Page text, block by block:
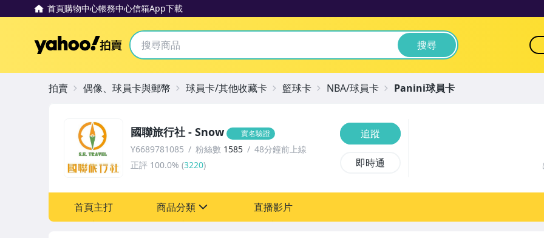
首頁購物中心帳務中心信箱App下載
Yahoo拍賣 搜尋
國聯旅行社 - Snow 實名驗證
Y6689781085 粉絲數 1585
48分鐘前上線
正評 100.0% (3220)
追蹤
即時通
首頁主打 商品分類 直播影片
拍賣 偶像、球員卡與郵幣 球員卡/其他收藏卡 籃球卡 NBA/球員卡 Panini球員卡